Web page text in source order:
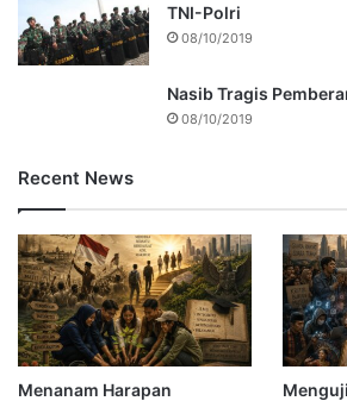
TNI-Polri
08/10/2019
Nasib Tragis
08/10/2019
Recent News
Menanam Harapan